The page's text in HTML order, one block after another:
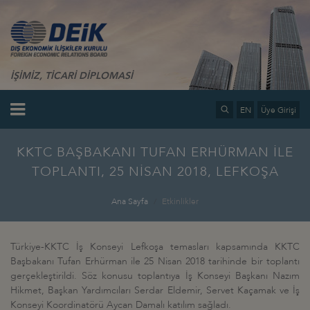
İŞİMİZ, TİCARİ DİPLOMASİ
EN Üye Girişi
KKTC BAŞBAKANI TUFAN ERHÜRMAN İLE
TOPLANTI, 25 NİSAN 2018, LEFKOŞA
Ana Sayfa Etkinlikler
Türkiye-KKTC İş Konseyi Lefkoşa temasları kapsamında KKTC
Başbakanı Tufan Erhürman ile 25 Nisan 2018 tarihinde bir toplantı
gerçekleştirildi. Söz konusu toplantıya İş Konseyi Başkanı Nazım
Hikmet, Başkan Yardımcıları Serdar Eldemir, Servet Kaçamak ve İş
Konseyi Koordinatörü Aycan Damalı katılım sağladı.